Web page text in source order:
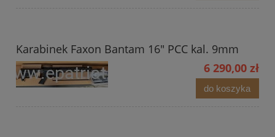
Karabinek Faxon Bantam 16" PCC kal. 9mm
6 290,00 zł
do koszyka